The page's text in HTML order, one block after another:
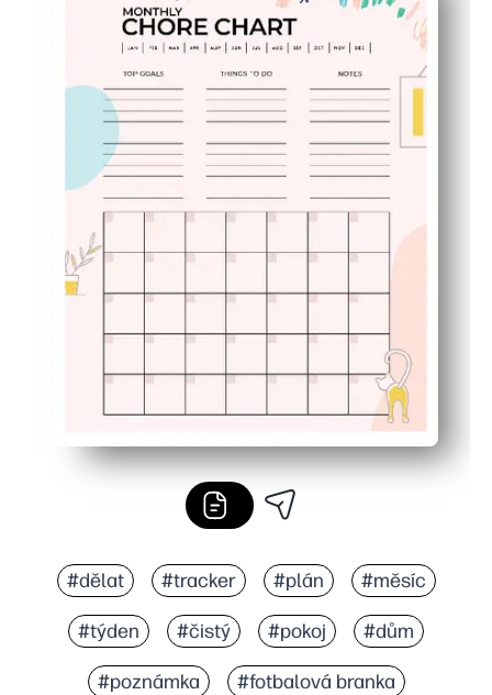
Sekce Top Goals vám pomůže stanovit priority a
Vestavěný seznam úkolů zachycuje doplňky, takže
#dělat #tracker #plán #měsíc
#týden #čistý #pokoj #dům
#poznámka #fotbalová branka